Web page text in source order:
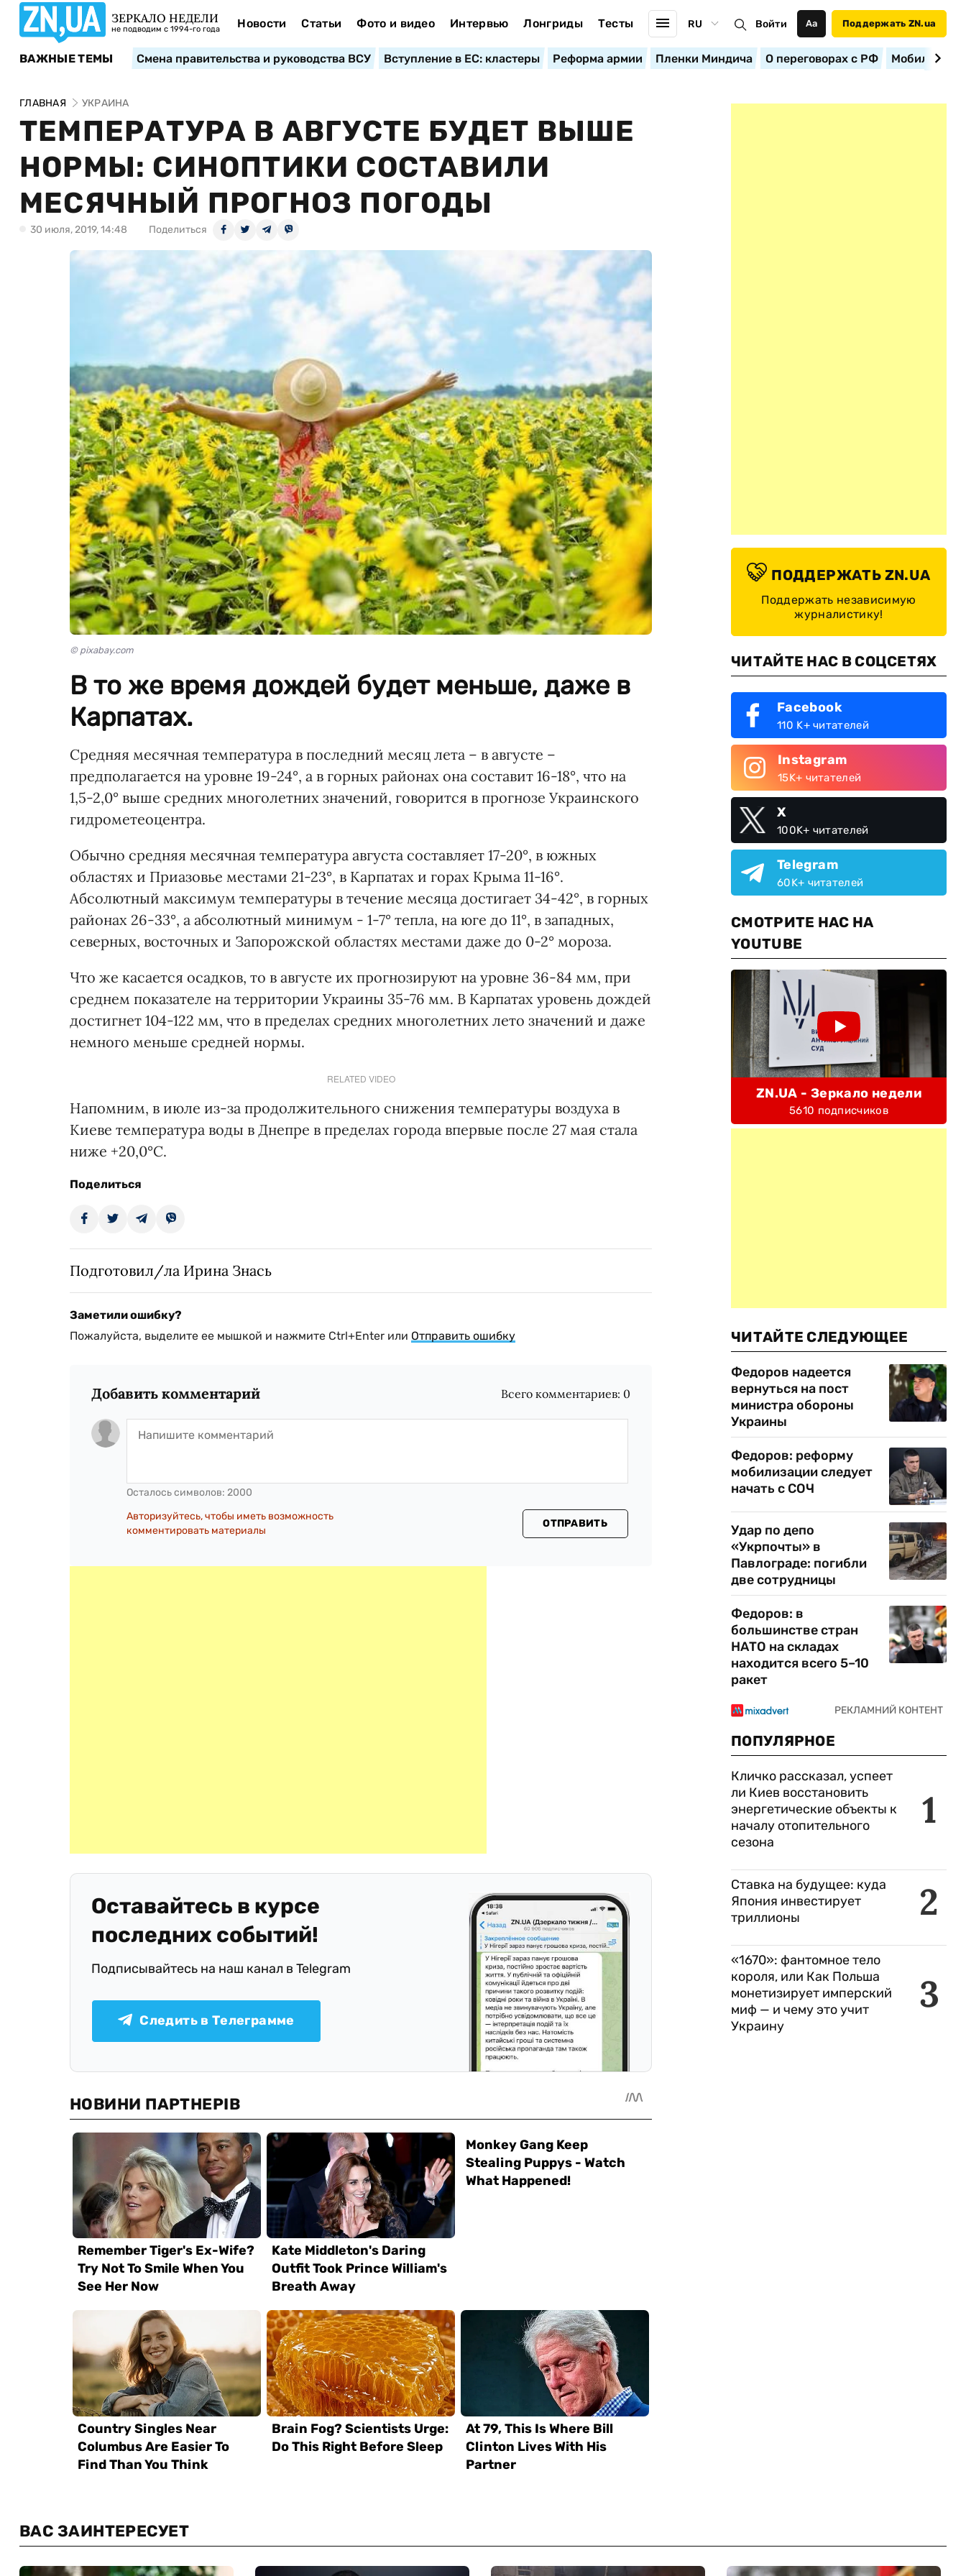
ЗЕРКАЛО НЕДЕЛИ
не подводим с 1994-го года Новости Статьи Фото и видео Интервью Лонгриды Тесты RU Войти Аа Поддержать ZN.ua
ВАЖНЫЕ ТЕМЫ Смена правительства и руководства ВСУ Вступление в ЕС: кластеры Реформа армии Пленки Миндича О переговорах с РФ
ГЛАВНАЯ УКРАИНА
ТЕМПЕРАТУРА В АВГУСТЕ БУДЕТ ВЫШЕ
НОРМЫ: СИНОПТИКИ СОСТАВИЛИ
МЕСЯЧНЫЙ ПРОГНОЗ ПОГОДЫ
30 июля, 2019, 14:48 Поделиться
© pixabay.com
В то же время дождей будет меньше, даже в
Карпатах.
Средняя месячная температура в последний месяц лета – в августе –
предполагается на уровне 19-24°, а в горных районах она составит 16-18°, что на
1,5-2,0° выше средних многолетних значений, говорится в прогнозе Украинского
гидрометеоцентра.
Обычно средняя месячная температура августа составляет 17-20°, в южных
областях и Приазовье местами 21-23°, в Карпатах и горах Крыма 11-16°.
Абсолютный максимум температуры в течение месяца достигает 34-42°, в горных
районах 26-33°, а абсолютный минимум - 1-7° тепла, на юге до 11°, в западных,
северных, восточных и Запорожской областях местами даже до 0-2° мороза.
Что же касается осадков, то в августе их прогнозируют на уровне 36-84 мм, при
среднем показателе на территории Украины 35-76 мм. В Карпатах уровень дождей
достигнет 104-122 мм, что в пределах средних многолетних лето значений и даже
немного меньше средней нормы.
RELATED VIDEO
Напомним, в июле из-за продолжительного снижения температуры воздуха в
Киеве температура воды в Днепре в пределах города впервые после 27 мая стала
ниже +20,0°С.
Поделиться
Подготовил/ла Ирина Знась
Заметили ошибку?
Пожалуйста, выделите ее мышкой и нажмите Ctrl+Enter или Отправить ошибку
Добавить комментарий Всего комментариев: 0
Осталось символов: 2000
Авторизуйтесь, чтобы иметь возможность
комментировать материалы
ОТПРАВИТЬ
Оставайтесь в курсе
последних событий!
Подписывайтесь на наш канал в Telegram
Следить в Телеграмме
ПОДДЕРЖАТЬ ZN.UA
Поддержать независимую
журналистику!
ЧИТАЙТЕ НАС В СОЦСЕТЯХ
Facebook
110 K+ читателей
Instagram
15K+ читателей
X
100K+ читателей
Telegram
60K+ читателей
СМОТРИТЕ НАС НА
YOUTUBE
ZN.UA - Зеркало недели
5610 подписчиков
ЧИТАЙТЕ СЛЕДУЮЩЕЕ
Федоров надеется
вернуться на пост
министра обороны
Украины
Федоров: реформу
мобилизации следует
начать с СОЧ
Удар по депо
«Укрпочты» в
Павлограде: погибли
две сотрудницы
Федоров: в
большинстве стран
НАТО на складах
находится всего 5–10
ракет
ПОПУЛЯРНОЕ
1
Кличко рассказал, успеет
ли Киев восстановить
энергетические объекты к
началу отопительного
сезона
2
Ставка на будущее: куда
Япония инвестирует
триллионы
3
«1670»: фантомное тело
короля, или Как Польша
монетизирует имперский
миф — и чему это учит
Украину
ВАС ЗАИНТЕРЕСУЕТ